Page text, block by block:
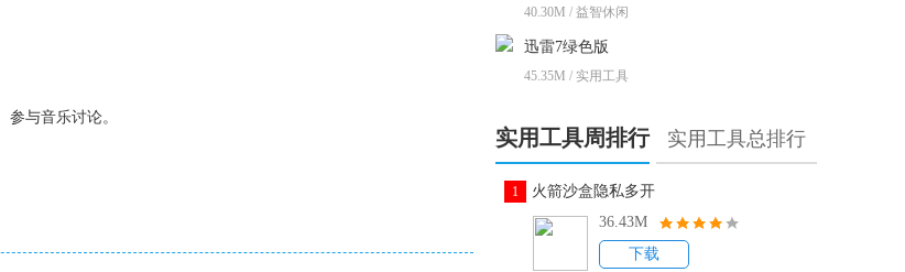
与音乐讨论。
40.30M / 益智休闲
迅雷7绿色版
45.35M / 实用工具
实用工具周排行 实用工具总排行
1
火箭沙盒隐私多开
36.43M
下载